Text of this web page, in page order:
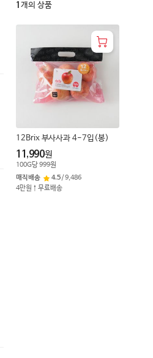
1 개의 상품
12Brix 부사사과 4-7입(봉)
11,990원
100G당999원
매직배송
4.5/9,486
4만원↑무료배송